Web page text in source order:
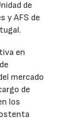
de
y AFS de
en
mercado
de
los